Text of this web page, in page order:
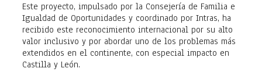
Este proyecto, impulsado por la Consejería de Familia e
Igualdad de Oportunidades y coordinado por Intras, ha
recibido este reconocimiento internacional por su alto
valor inclusivo y por abordar uno de los problemas más
extendidos en el continente, con especial impacto en
Castilla y León.